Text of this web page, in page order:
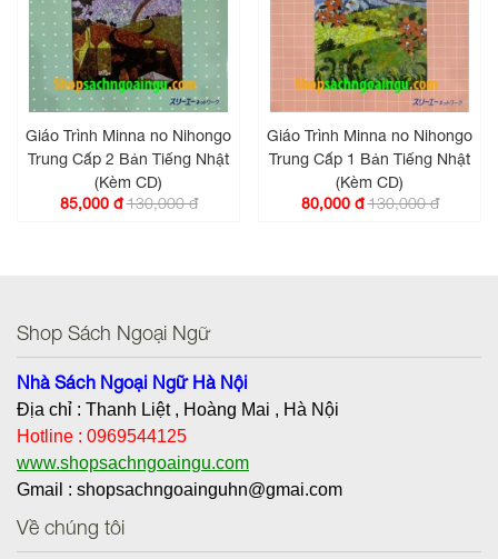
Giáo Trình Minna no Nihongo
Trung Cấp 2 Bản Tiếng Nhật
(Kèm CD)
85,000 đ 130,000 đ
Giáo Trình Minna no Nihongo
Trung Cấp 1 Bản Tiếng Nhật
(Kèm CD)
80,000 đ 130,000 đ
Shop Sách Ngoại Ngữ
Nhà Sách Ngoại Ngữ Hà Nội
Địa chỉ : Thanh Liệt , Hoàng Mai , Hà Nội
Hotline : 0969544125
www.shopsachngoaingu.com
Gmail : shopsachngoainguhn@gmai.com
Về chúng tôi